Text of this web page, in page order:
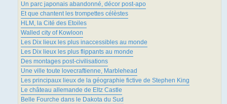
Un parc japonais abandonné, décor post-apo
Et que chantent les trompettes célèstes
HLM, la Cité des Etoiles
Walled city of Kowloon
Les Dix lieux les plus inaccessibles au monde
Les Dix lieux les plus flippants au monde
Des montages post-civilisations
Une ville toute lovecraftienne, Marblehead
Les principaux lieux de la géographie fictive de Stephen King
Le château allemande de Eltz Castle
Belle Fourche dans le Dakota du Sud